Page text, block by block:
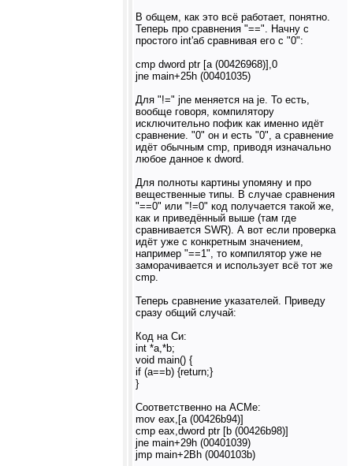
В общем, как это всё работает, понятно.
Теперь про сравнения "==". Начну с
простого int'аб сравнивая его с "0":
cmp dword ptr [a (00426968)],0
jne main+25h (00401035)
Для "!=" jne меняется на je. То есть,
вообще говоря, компилятору
исключительно пофик как именно идёт
сравнение. "0" он и есть "0", а сравнение
идёт обычным cmp, приводя изначально
любое данное к dword.
Для полноты картины упомяну и про
вещественные типы. В случае сравнения
"==0" или "!=0" код получается такой же,
как и приведённый выше (там где
сравнивается SWR). А вот если проверка
идёт уже с конкретным значением,
например "==1", то компилятор уже не
заморачивается и использует всё тот же
cmp.
Теперь сравнение указателей. Приведу
сразу общий случай:
Код на Си:
int *a,*b;
void main() {
if (a==b) {return;}
}
Соответственно на АСМе:
mov eax,[a (00426b94)]
cmp eax,dword ptr [b (00426b98)]
jne main+29h (00401039)
jmp main+2Bh (0040103b)